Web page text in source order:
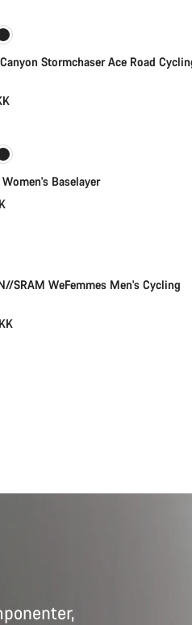
Stormchaser Ace Road
Baselayer
SRAM WeFemmes Men's Cycling